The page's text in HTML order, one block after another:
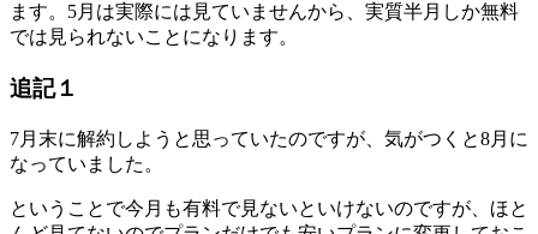
ます。5月は実際には見ていませんから、実質半月しか無料
では見られないことになります。
追記１
7月末に解約しようと思っていたのですが、気がつくと8月に
なっていました。
ということで今月も有料で見ないといけないのですが、ほと